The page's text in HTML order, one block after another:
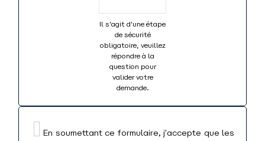
Il s'agit d'une étape
de sécurité
obligatoire, veuillez
répondre à la
question pour
valider votre
demande.
En soumettant ce formulaire, j'accepte que les